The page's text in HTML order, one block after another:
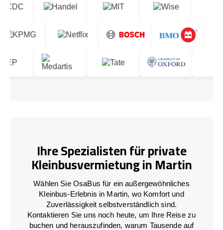
Ihre Spezialisten für private
Kleinbusvermietung in Martin
Wählen Sie OsaBus für ein außergewöhnliches
Kleinbus-Erlebnis in Martin, wo Komfort und
Zuverlässigkeit selbstverständlich sind.
Kontaktieren Sie uns noch heute, um Ihre Reise zu
buchen und herauszufinden, warum Tausende auf